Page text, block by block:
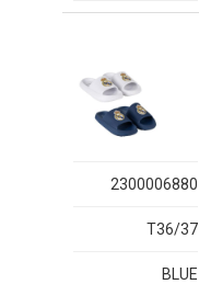
2300006880
T36/37
BLUE